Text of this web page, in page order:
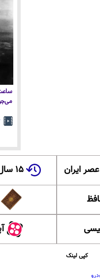
ایران ۱۵ سال پیش در چنین روزی
کپی لینک